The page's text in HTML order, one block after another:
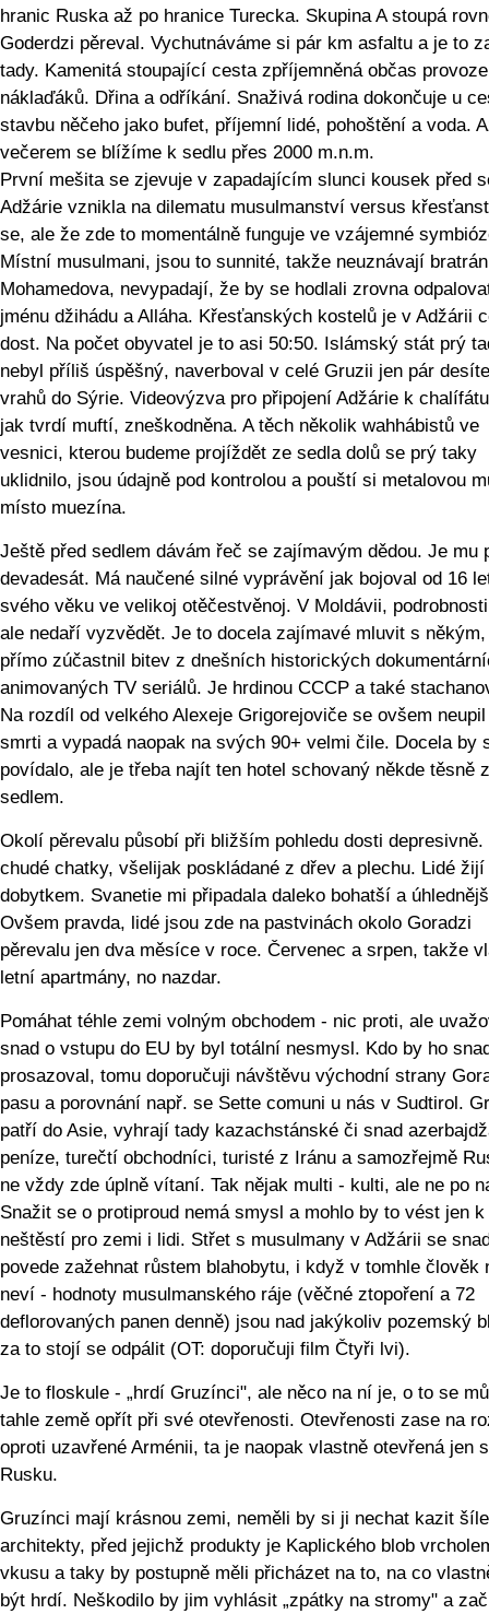
hranic Ruska až po hranice Turecka. Skupina A stoupá
Goderdzi pěreval. Vychutnáváme si pár km asfaltu a je to
tady. Kamenitá stoupající cesta zpříjemněná občas
náklaďáků. Dřina a odříkání. Snaživá rodina dokončuje u
stavbu něčeho jako bufet, příjemní lidé, pohoštění a voda.
večerem se blížíme k sedlu přes 2000 m.n.m.
První mešita se zjevuje v zapadajícím slunci kousek před
Adžárie vznikla na dilematu musulmanství versus
se, ale že zde to momentálně funguje ve vzájemné
Místní musulmani, jsou to sunnité, takže neuznávají
Mohamedova, nevypadají, že by se hodlali zrovna
jménu džihádu a Alláha. Křesťanských kostelů je v Adžárii
dost. Na počet obyvatel je to asi 50:50. Islámský stát prý
nebyl příliš úspěšný, naverboval v celé Gruzii jen pár
vrahů do Sýrie. Videovýzva pro připojení Adžárie k
jak tvrdí muftí, zneškodněna. A těch několik wahhábistů ve
vesnici, kterou budeme projíždět ze sedla dolů se prý taky
uklidnilo, jsou údajně pod kontrolou a pouští si metalovou
místo muezína.
Ještě před sedlem dávám řeč se zajímavým dědou. Je mu
devadesát. Má naučené silné vyprávění jak bojoval od 16
svého věku ve velikoj otěčestvěnoj. V Moldávii,
ale nedaří vyzvědět. Je to docela zajímavé mluvit s
přímo zúčastnil bitev z dnešních historických
animovaných TV seriálů. Je hrdinou CCCP a také
Na rozdíl od velkého Alexeje Grigorejoviče se ovšem
smrti a vypadá naopak na svých 90+ velmi čile. Docela by
povídalo, ale je třeba najít ten hotel schovaný někde těsně
sedlem.
Okolí pěrevalu působí při bližším pohledu dosti depresivně.
chudé chatky, všelijak poskládané z dřev a plechu. Lidé žijí
dobytkem. Svanetie mi připadala daleko bohatší a
Ovšem pravda, lidé jsou zde na pastvinách okolo Goradzi
pěrevalu jen dva měsíce v roce. Červenec a srpen, takže
letní apartmány, no nazdar.
Pomáhat téhle zemi volným obchodem - nic proti, ale
snad o vstupu do EU by byl totální nesmysl. Kdo by ho
prosazoval, tomu doporučuji návštěvu východní strany
pasu a porovnání např. se Sette comuni u nás v Sudtirol.
patří do Asie, vyhrají tady kazachstánské či snad
peníze, turečtí obchodníci, turisté z Iránu a samozřejmě
ne vždy zde úplně vítaní. Tak nějak multi - kulti, ale ne po
Snažit se o protiproud nemá smysl a mohlo by to vést jen k
neštěstí pro zemi i lidi. Střet s musulmany v Adžárii se
povede zažehnat růstem blahobytu, i když v tomhle člověk
neví - hodnoty musulmanského ráje (věčné ztopoření a 72
deflorovaných panen denně) jsou nad jakýkoliv pozemský
za to stojí se odpálit (OT: doporučuji film Čtyři lvi).
Je to floskule - „hrdí Gruzínci", ale něco na ní je, o to se
tahle země opřít při své otevřenosti. Otevřenosti zase na
oproti uzavřené Arménii, ta je naopak vlastně otevřená jen
Rusku.
Gruzínci mají krásnou zemi, neměli by si ji nechat kazit
architekty, před jejichž produkty je Kaplického blob
vkusu a taky by postupně měli přicházet na to, na co
být hrdí. Neškodilo by jim vyhlásit „zpátky na stromy" a